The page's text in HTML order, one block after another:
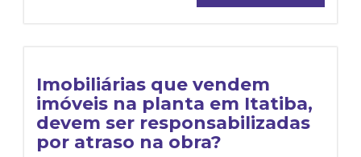
Imobiliárias que vendem
imóveis na planta em Itatiba,
devem ser responsabilizadas
por atraso na obra?